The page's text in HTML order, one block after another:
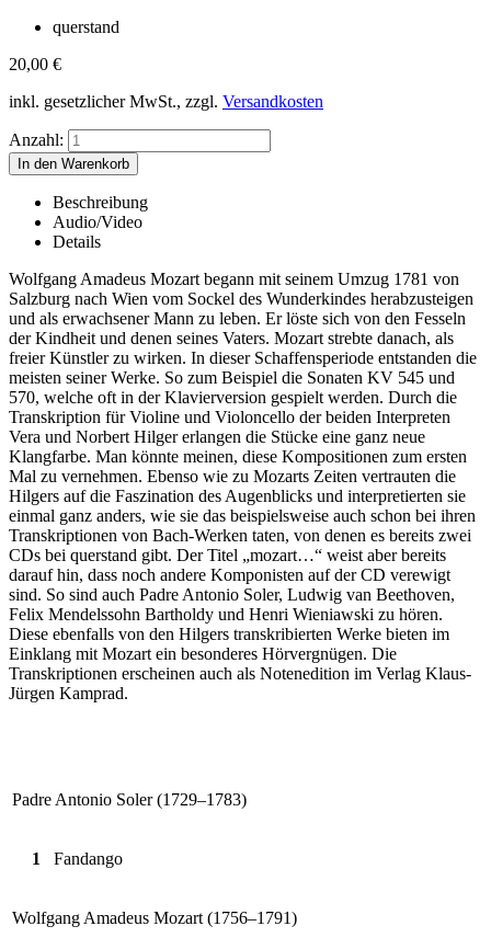
querstand
20,00 €
inkl. gesetzlicher MwSt., zzgl. Versandkosten
Anzahl:
Beschreibung
Audio/Video
Details
Wolfgang Amadeus Mozart begann mit seinem Umzug 1781 von
Salzburg nach Wien vom Sockel des Wunderkindes herabzusteigen
und als erwachsener Mann zu leben. Er löste sich von den Fesseln
der Kindheit und denen seines Vaters. Mozart strebte danach, als
freier Künstler zu wirken. In dieser Schaffensperiode entstanden die
meisten seiner Werke. So zum Beispiel die Sonaten KV 545 und
570, welche oft in der Klavierversion gespielt werden. Durch die
Transkription für Violine und Violoncello der beiden Interpreten
Vera und Norbert Hilger erlangen die Stücke eine ganz neue
Klangfarbe. Man könnte meinen, diese Kompositionen zum ersten
Mal zu vernehmen. Ebenso wie zu Mozarts Zeiten vertrauten die
Hilgers auf die Faszination des Augenblicks und interpretierten sie
einmal ganz anders, wie sie das beispielsweise auch schon bei ihren
Transkriptionen von Bach-Werken taten, von denen es bereits zwei
CDs bei querstand gibt. Der Titel „mozart…“ weist aber bereits
darauf hin, dass noch andere Komponisten auf der CD verewigt
sind. So sind auch Padre Antonio Soler, Ludwig van Beethoven,
Felix Mendelssohn Bartholdy und Henri Wieniawski zu hören.
Diese ebenfalls von den Hilgers transkribierten Werke bieten im
Einklang mit Mozart ein besonderes Hörvergnügen. Die
Transkriptionen erscheinen auch als Notenedition im Verlag Klaus-
Jürgen Kamprad.
Padre Antonio Soler (1729–1783)
1 Fandango
Wolfgang Amadeus Mozart (1756–1791)